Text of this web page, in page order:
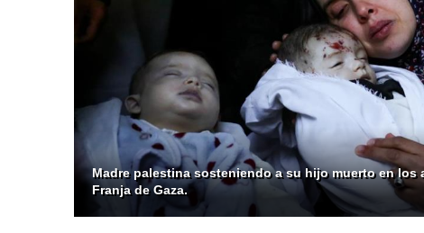
Madre palestina sosteniendo a su hijo muerto en los
Franja de Gaza.